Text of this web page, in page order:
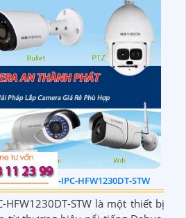
DAHUA DH-IPC-HFW1230DT-STW
HFW1230DT-STW là một thiết bị